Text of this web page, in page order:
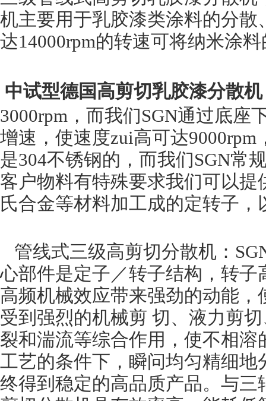
机主要用于乳胶漆类涂料的分
达14000rpm的转速可将纳米涂
中试型德国高剪切乳胶漆分散
3000rpm，而我们SGN通过底座
增速，使速度zui高可达
是304不锈钢的，而我们SGN常
客户物料有特殊要求我们可以
氏合金等材料加工成的定转子
管线式三级高剪切分散机：
心部件是定子／转子结构，转
高频机械效应带来强劲的动能
受到强烈的机械剪 切、液力剪
裂和湍流等综合作用，使不相
工艺的条件下，瞬问均匀精细
终得到稳定的高品质产品。与